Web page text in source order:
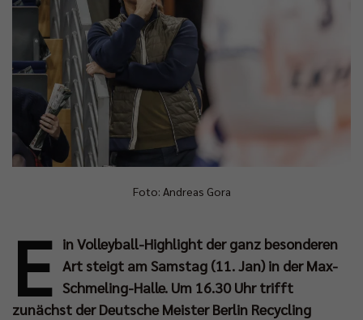
Foto: Andreas Gora
E in Volleyball-Highlight der ganz besonderen
Art steigt am Samstag (11. Jan) in der Max-
Schmeling-Halle. Um 16.30 Uhr trifft
zunächst der Deutsche Meister Berlin Recycling